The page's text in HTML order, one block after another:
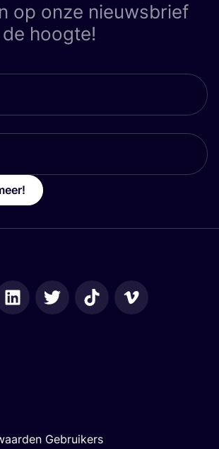
op onze nieuwsbrief
hoogte!
Gebruikers